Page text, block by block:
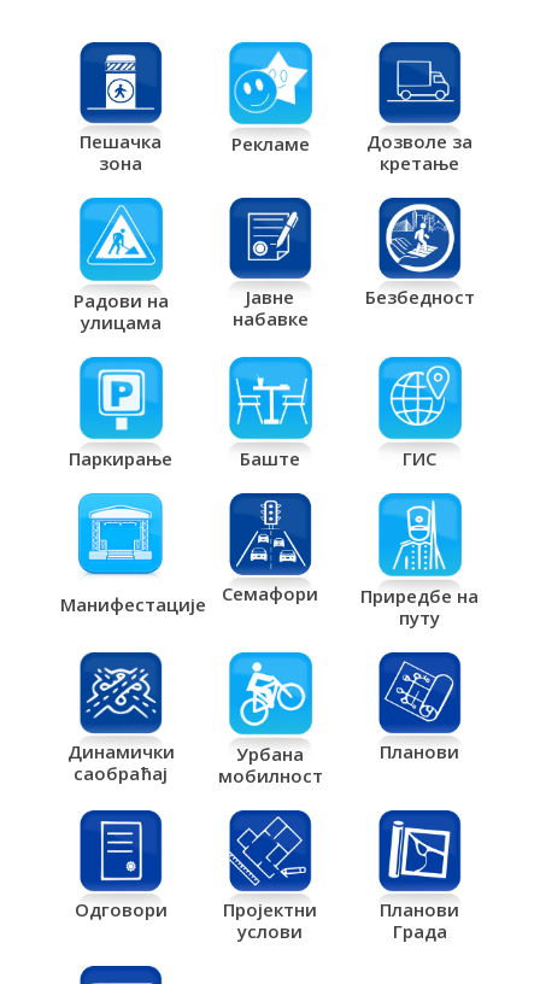
Пешачка
зона
Рекламе
Дозволе за
кретање
Радови на
улицама
Јавне
набавке
Безбедност
Паркирање Баште ГИС
Манифестације Семафори
Приредбе на
путу
Динамички
саобраћај
Урбана
мобилност
Планови
Одговори
Пројектни
услови
Планови
Града